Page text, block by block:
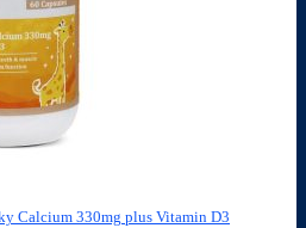
Calcium 330mg plus Vitamin D3